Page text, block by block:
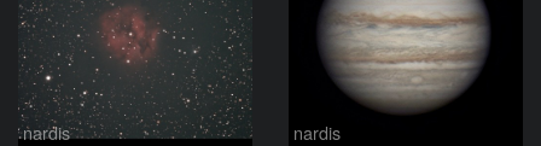
nardis nardis